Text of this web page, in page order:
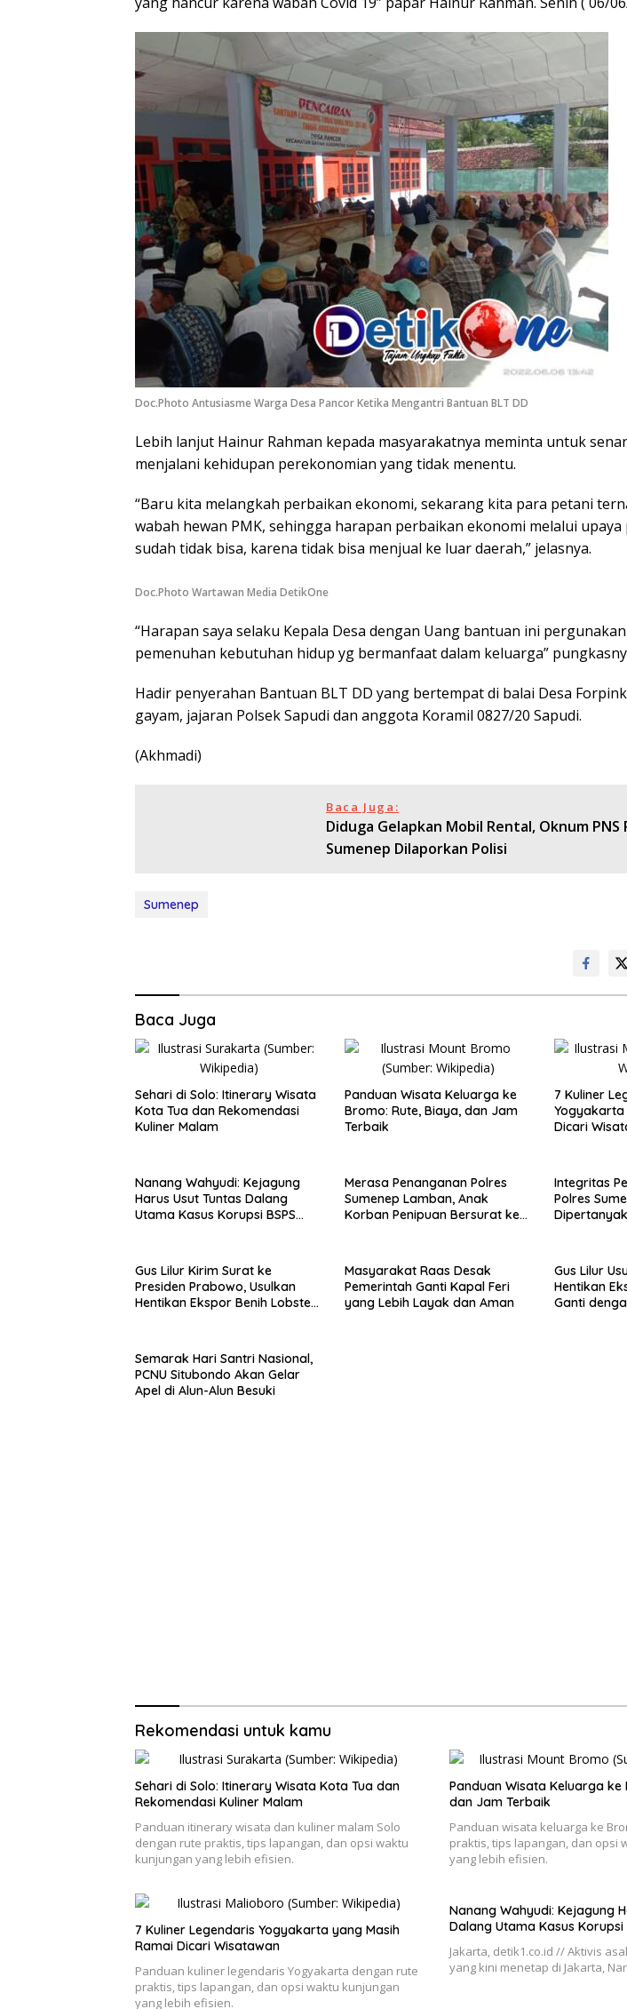
Doc.Photo Antusiasme Warga Desa Pancor Ketika Mengantri Bantuan BLT DD
Lebih lanjut Hainur Rahman kepada masyarakatnya meminta untuk
menjalani kehidupan perekonomian yang tidak menentu.
“Baru kita melangkah perbaikan ekonomi, sekarang kita para petani
wabah hewan PMK, sehingga harapan perbaikan ekonomi melalui
sudah tidak bisa, karena tidak bisa menjual ke luar daerah,” jelasnya.
Doc.Photo Wartawan Media DetikOne
“Harapan saya selaku Kepala Desa dengan Uang bantuan ini
pemenuhan kebutuhan hidup yg bermanfaat dalam keluarga”
Hadir penyerahan Bantuan BLT DD yang bertempat di balai Desa
gayam, jajaran Polsek Sapudi dan anggota Koramil 0827/20 Sapudi.
(Akhmadi)
Baca Juga:
Diduga Gelapkan Mobil Rental, Oknum PNS
Sumenep Dilaporkan Polisi
Sumenep
Baca Juga
Sehari di Solo: Itinerary Wisata
Kota Tua dan Rekomendasi
Kuliner Malam
Panduan Wisata Keluarga ke
Bromo: Rute, Biaya, dan Jam
Terbaik
7 Kuliner
Yogyakarta
Dicari
Nanang Wahyudi: Kejagung
Harus Usut Tuntas Dalang
Utama Kasus Korupsi BSPS
Merasa Penanganan Polres
Sumenep Lamban, Anak
Korban Penipuan Bersurat ke
Integritas
Polres
Gus Lilur Kirim Surat ke
Presiden Prabowo, Usulkan
Hentikan Ekspor Benih Lobster
Masyarakat Raas Desak
Pemerintah Ganti Kapal Feri
yang Lebih Layak dan Aman
Gus Lilur
Hentikan
Ganti
Semarak Hari Santri Nasional,
PCNU Situbondo Akan Gelar
Apel di Alun-Alun Besuki
Rekomendasi untuk kamu
Sehari di Solo: Itinerary Wisata Kota Tua dan
Rekomendasi Kuliner Malam
Panduan itinerary wisata dan kuliner malam Solo
dengan rute praktis, tips lapangan, dan opsi waktu
kunjungan yang lebih efisien.
Panduan Wisata Keluarga ke
dan Jam Terbaik
Panduan wisata keluarga ke
praktis, tips lapangan, dan opsi
yang lebih efisien.
7 Kuliner Legendaris Yogyakarta yang Masih
Ramai Dicari Wisatawan
Panduan kuliner legendaris Yogyakarta dengan rute
praktis, tips lapangan, dan opsi waktu kunjungan
yang lebih efisien.
Nanang Wahyudi: Kejagung
Dalang Utama Kasus Korupsi
Jakarta, detik1.co.id // Aktivis
yang kini menetap di Jakarta,